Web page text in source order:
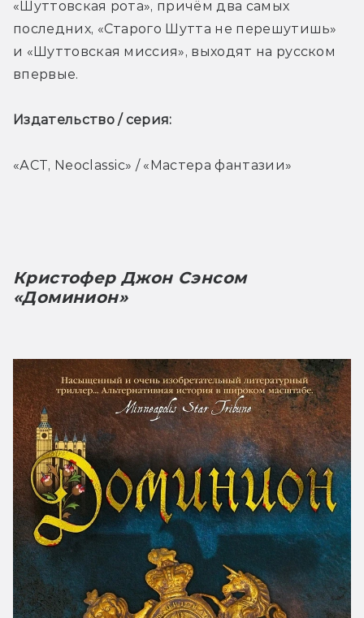
«Шуттовская рота», причём два самых
последних, «Старого Шутта не перешутишь»
и «Шуттовская миссия», выходят на русском
впервые.
Издательство / серия:
«АСТ, Neoclassic» / «Мастера фантазии»
Кристофер Джон Сэнсом
«Доминион»